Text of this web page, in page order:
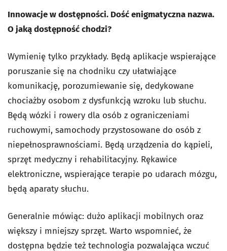
Innowacje w dostępności. Dość enigmatyczna nazwa.
O jaką dostępność chodzi?
Wymienię tylko przykłady. Będą aplikacje wspierające
poruszanie się na chodniku czy ułatwiające
komunikację, porozumiewanie się, dedykowane
chociażby osobom z dysfunkcją wzroku lub słuchu.
Będą wózki i rowery dla osób z ograniczeniami
ruchowymi, samochody przystosowane do osób z
niepełnosprawnościami. Będą urządzenia do kąpieli,
sprzęt medyczny i rehabilitacyjny. Rękawice
elektroniczne, wspierające terapie po udarach mózgu,
będą aparaty słuchu.
Generalnie mówiąc: dużo aplikacji mobilnych oraz
większy i mniejszy sprzęt. Warto wspomnieć, że
dostępna będzie też technologia pozwalająca wczuć